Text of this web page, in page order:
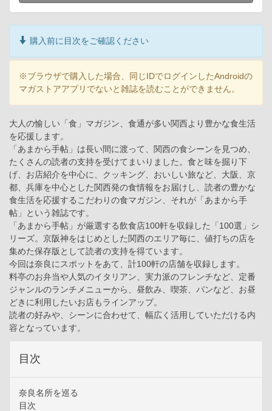
購入前に目次をご確認ください
※ブラウザで購入した場合、同じIDでログインしたAndroidの
マガストアアプリでないと雑誌を読むことができません。
大人の愉しい「食」マガジン、食通が多い関西より豊かな食生活
を応援します。
「あまから手帖」は長い間に渡って、関西の食シーンを見つめ、
たくさんの読者の支持を受けてまいりました。食と味を掘り下
げ、お店紹介を中心に、クッキング、おいしい旅など、大阪、京
都、兵庫を中心とした関西発の食情報をお届けし、読者の豊かな
食生活を応援するこだわりの食マガジン、それが「あまから手
帖」という雑誌です。
「あまから手帖」が厳選する飲食店100軒を収録した「100選」シ
リーズ。京阪神をはじめとした関西のエリア毎に、値打ちの店を
集めた保存版として読者の支持を得ています。
今回は奈良にスポットをあて、計100軒の店舗を収録します。
料亭のお弁当や人気のイタリアン、実力派のフレンチなど、定番
ジャンルのランチメニューから、昼飲み、喫茶、パンなど、お昼
どきに利用したいお店もラインアップ。
読者の好みや、シーンに合わせて、幅広く活用していただける内
容となっています。
目次
奈良名所を巡る
目次